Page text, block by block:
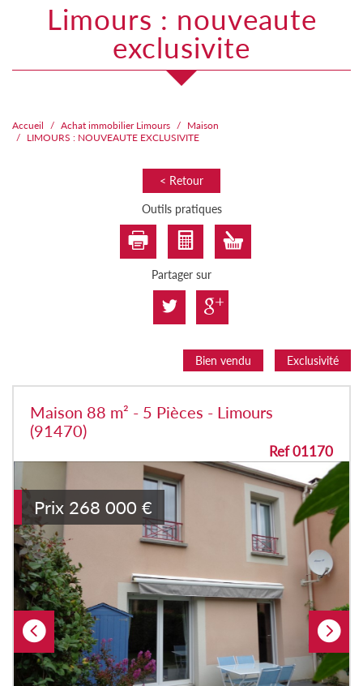
limours : nouveaute
exclusivite
Accueil Achat immobilier Limours
Maison
LIMOURS : NOUVEAUTE EXCLUSIVITE
< Retour
Outils pratiques
Partager sur
Bien vendu Exclusivité
Maison 88 m² - 5 Pièces - Limours
(91470)
Ref 01170
Prix 268 000 €